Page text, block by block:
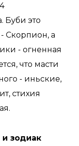
Буби это
Скорпион, а
- огненная
что масти
- иньские,
стихия
зодиак